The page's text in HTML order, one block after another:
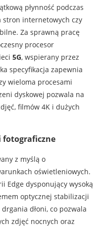
płynność podczas
internetowych czy
Za sprawną pracę
procesor
5G, wspierany przez
specyfikacja zapewnia
wieloma procesami
dyskowej pozwala na
filmów 4K i dużych
fotograficzne
z myślą o
oświetleniowych.
Edge dysponujący wysoką
optycznej stabilizacji
dłoni, co pozwala
zdjęć nocnych oraz